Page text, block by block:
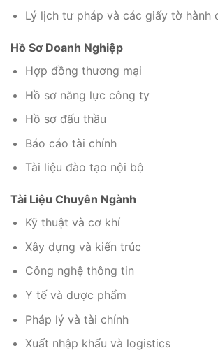
Lý lịch tư pháp và các giấy tờ hành
Hồ Sơ Doanh Nghiệp
Hợp đồng thương mại
Hồ sơ năng lực công ty
Hồ sơ đấu thầu
Báo cáo tài chính
Tài liệu đào tạo nội bộ
Tài Liệu Chuyên Ngành
Kỹ thuật và cơ khí
Xây dựng và kiến trúc
Công nghệ thông tin
Y tế và dược phẩm
Pháp lý và tài chính
Xuất nhập khẩu và logistics